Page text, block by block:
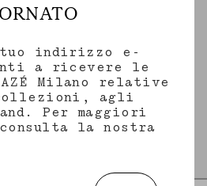
indirizzo e-
a ricevere le
Milano relative
agli
Per maggiori
la nostra